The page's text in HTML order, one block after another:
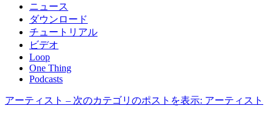
ニュース
ダウンロード
チュートリアル
ビデオ
Loop
One Thing
Podcasts
アーティスト – 次のカテゴリのポストを表示: アーティスト